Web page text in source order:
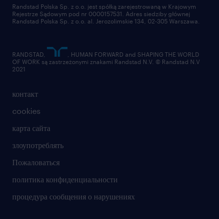
отправить резюме
контакт
cookies
карта сайта
злоупотреблять
Пожаловаться
политика конфиденциальности
процедура сообщения о нарушениях
Randstad Polska Sp. z o.o. jest spółką zarejestrowaną w Krajowym
Rejestrze Sądowym pod nr 0000157531. Adres siedziby głównej
Randstad Polska Sp. z o.o. al. Jerozolimskie 134, 02-305 Warszawa.
RANDSTAD,
, HUMAN FORWARD and SHAPING THE WORLD
OF WORK są zastrzeżonymi znakami Randstad N.V. © Randstad N.V
2021